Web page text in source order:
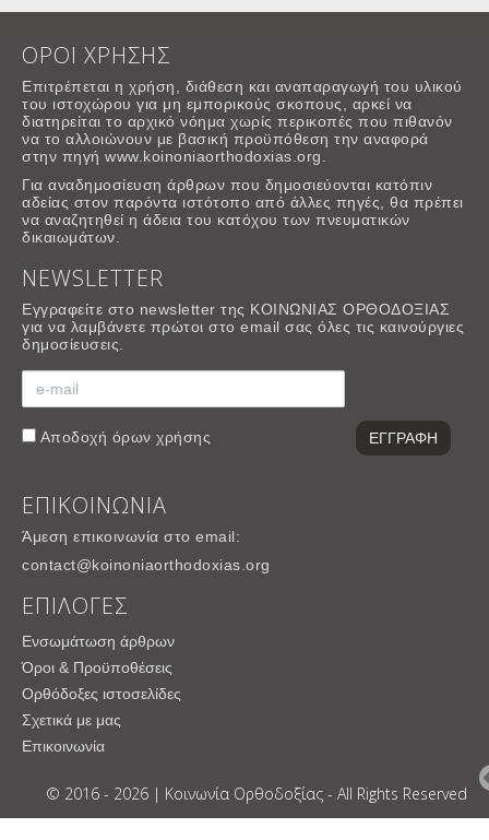
ΟΡΟΙ ΧΡΗΣΗΣ
Επιτρέπεται η χρήση, διάθεση και αναπαραγωγή του υλικού
του ιστοχώρου για μη εμπορικούς σκοπους, αρκεί να
διατηρείται το αρχικό νόημα χωρίς περικοπές που πιθανόν
να το αλλοιώνουν με βασική προϋπόθεση την αναφορά
στην πηγή www.koinoniaorthodoxias.org.
Για αναδημοσίευση άρθρων που δημοσιεύονται κατόπιν
αδείας στον παρόντα ιστότοπο από άλλες πηγές, θα πρέπει
να αναζητηθεί η άδεια του κατόχου των πνευματικών
δικαιωμάτων.
NEWSLETTER
Εγγραφείτε στο newsletter της ΚΟΙΝΩΝΙΑΣ ΟΡΘΟΔΟΞΙΑΣ
για να λαμβάνετε πρώτοι στο email σας όλες τις καινούργιες
δημοσίευσεις.
Αποδοχή όρων χρήσης
ΕΠΙΚΟΙΝΩΝΙΑ
Άμεση επικοινωνία στο email:
contact@koinoniaorthodoxias.org
ΕΠΙΛΟΓΕΣ
Ενσωμάτωση άρθρων
Όροι & Προϋποθέσεις
Ορθόδοξες ιστοσελίδες
Σχετικά με μας
Επικοινωνία
© 2016 - 2026 | Κοινωνία Ορθοδοξίας - All Rights Reserved